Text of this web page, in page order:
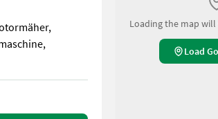
Nachstehend finden Sie ähnliche
Loading the map
Load